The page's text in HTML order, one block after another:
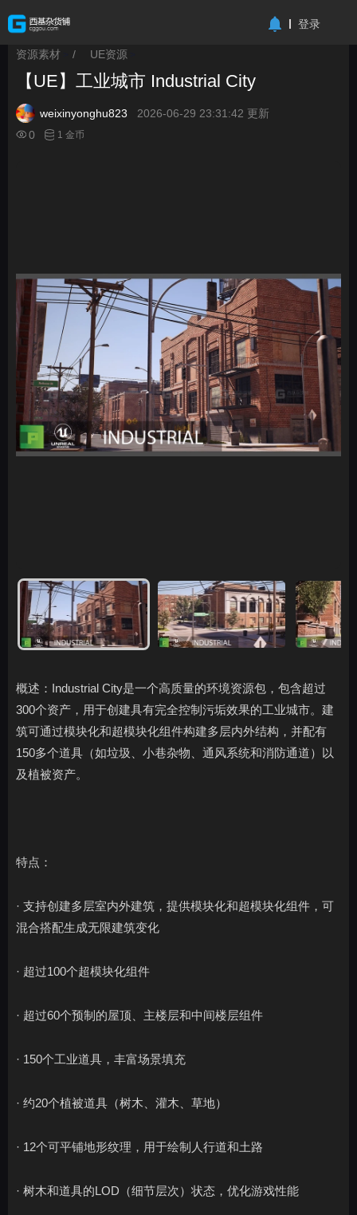
登录
资源素材 / UE资源
【UE】工业城市 Industrial City
weixinyonghu823
2026-06-29 23:31:42 更新
0
1 金币
概述：Industrial City是一个高质量的环境资源包，包含超过
300个资产，用于创建具有完全控制污垢效果的工业城市。建
筑可通过模块化和超模块化组件构建多层内外结构，并配有
150多个道具（如垃圾、小巷杂物、通风系统和消防通道）以
及植被资产。
特点：
· 支持创建多层室内外建筑，提供模块化和超模块化组件，可
混合搭配生成无限建筑变化
· 超过100个超模块化组件
· 超过60个预制的屋顶、主楼层和中间楼层组件
· 150个工业道具，丰富场景填充
· 约20个植被道具（树木、灌木、草地）
· 12个可平铺地形纹理，用于绘制人行道和土路
· 树木和道具的LOD（细节层次）状态，优化游戏性能